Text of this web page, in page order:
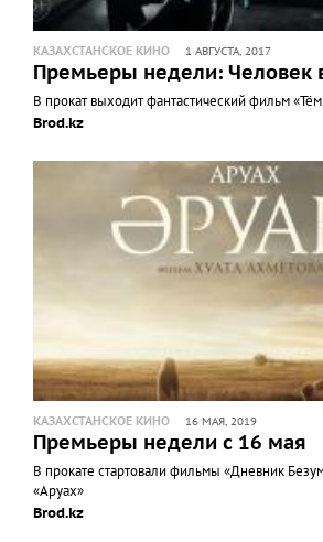
КАЗАХСТАНСКОЕ КИНО 1 АВГУСТА, 2017
Премьеры недели: Человек
В прокат выходит фантастический фильм
Brod.kz
КАЗАХСТАНСКОЕ КИНО 16 МАЯ, 2019
Премьеры недели с 16 мая
В прокате стартовали фильмы «Дневник
«Аруах»
Brod.kz